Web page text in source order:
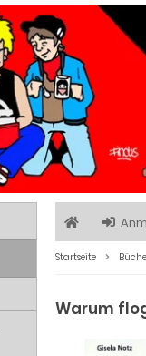
Startseite
Warum